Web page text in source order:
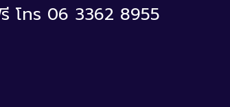
โทร 06 3362 8955